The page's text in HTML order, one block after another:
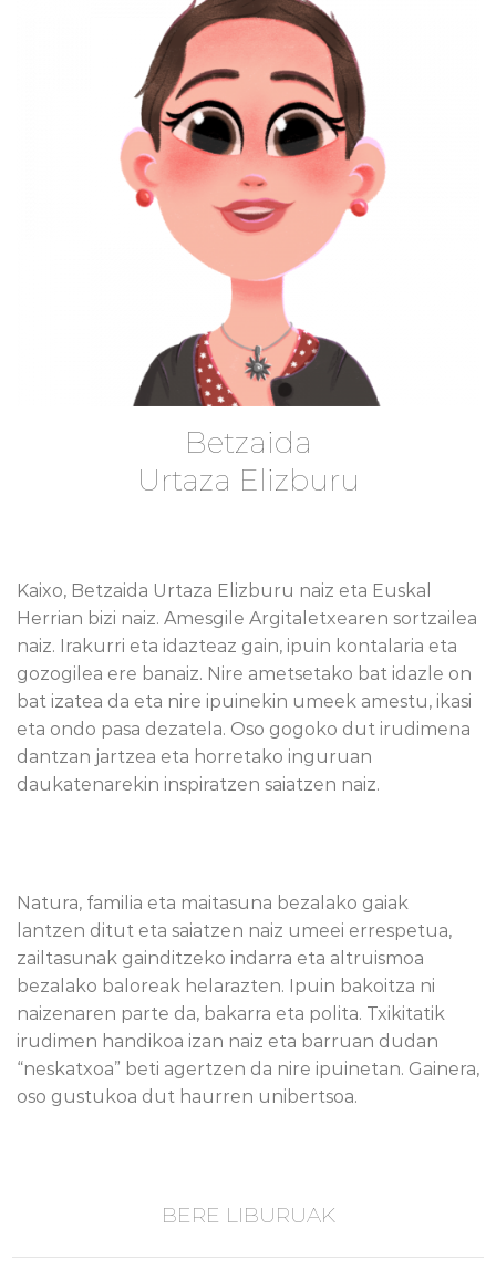
Betzaida
Urtaza Elizburu
Kaixo, Betzaida Urtaza Elizburu naiz eta Euskal
Herrian bizi naiz. Amesgile Argitaletxearen sortzailea
naiz. Irakurri eta idazteaz gain, ipuin kontalaria eta
gozogilea ere banaiz. Nire ametsetako bat idazle on
bat izatea da eta nire ipuinekin umeek amestu, ikasi
eta ondo pasa dezatela. Oso gogoko dut irudimena
dantzan jartzea eta horretako inguruan
daukatenarekin inspiratzen saiatzen naiz.
Natura, familia eta maitasuna bezalako gaiak
lantzen ditut eta saiatzen naiz umeei errespetua,
zailtasunak gainditzeko indarra eta altruismoa
bezalako baloreak helarazten. Ipuin bakoitza ni
naizenaren parte da, bakarra eta polita. Txikitatik
irudimen handikoa izan naiz eta barruan dudan
“neskatxoa” beti agertzen da nire ipuinetan. Gainera,
oso gustukoa dut haurren unibertsoa.
BERE LIBURUAK